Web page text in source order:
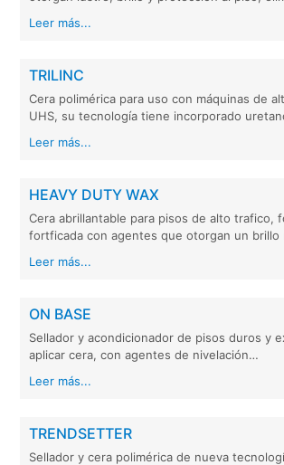
Leer más...
TRILINC
Cera polimérica para uso con máquinas de
UHS, su tecnología tiene incorporado
Leer más...
HEAVY DUTY WAX
Cera abrillantable para pisos de alto trafico,
fortficada con agentes que otorgan un brillo
Leer más...
ON BASE
Sellador y acondicionador de pisos duros y
aplicar cera, con agentes de nivelación…
Leer más...
TRENDSETTER
Sellador y cera polimérica de nueva